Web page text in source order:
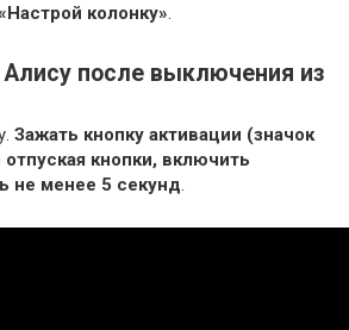
колонку».
после выключения из
Зажать кнопку активации (значок
отпуская кнопки, включить
не менее 5 секунд.